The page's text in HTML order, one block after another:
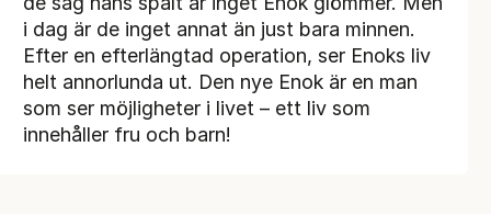
i dag är de inget annat än just bara minnen.
Efter en efterlängtad operation, ser Enoks liv
helt annorlunda ut. Den nye Enok är en man
som ser möjligheter i livet – ett liv som
innehåller fru och barn!